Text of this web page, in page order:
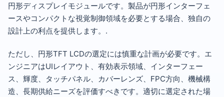
円形ディスプレイモジュールです。製品が円形インターフェ
ースやコンパクトな視覚制御領域を必要とする場合、独自の
設計上の利点を提供します。.
ただし、円形TFT LCDの選定には慎重な計画が必要です。エ
ンジニアはUIレイアウト、有効表示領域、インターフェー
ス、輝度、タッチパネル、カバーレンズ、FPC方向、機械構
造、長期供給ニーズを評価すべきです。適切に選定された場